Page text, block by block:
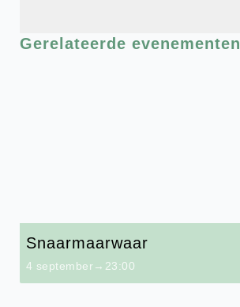
Gerelateerde evenementen
Snaarmaarwaar
4 september→23:00